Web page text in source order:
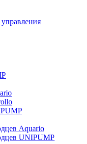
Aquario
UNIPUMP